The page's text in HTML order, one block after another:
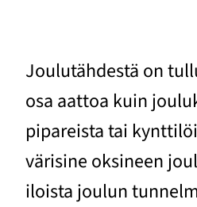
Joulutähdestä on
osa aattoa kuin
pipareista tai
värisine oksineen
iloista joulun